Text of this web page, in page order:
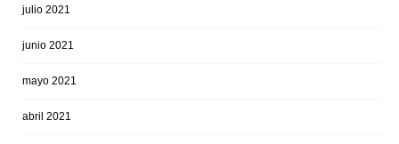
julio 2021
junio 2021
mayo 2021
abril 2021